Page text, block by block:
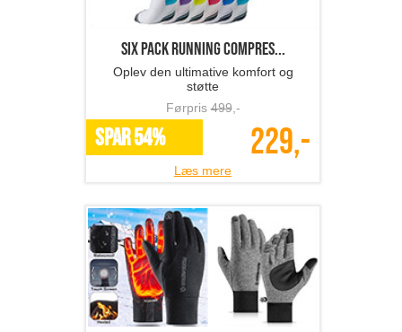
Six Pack Running Compres...
Oplev den ultimative komfort og
støtte
Førpris499,-
SPAR 54% 229,-
Læs mere